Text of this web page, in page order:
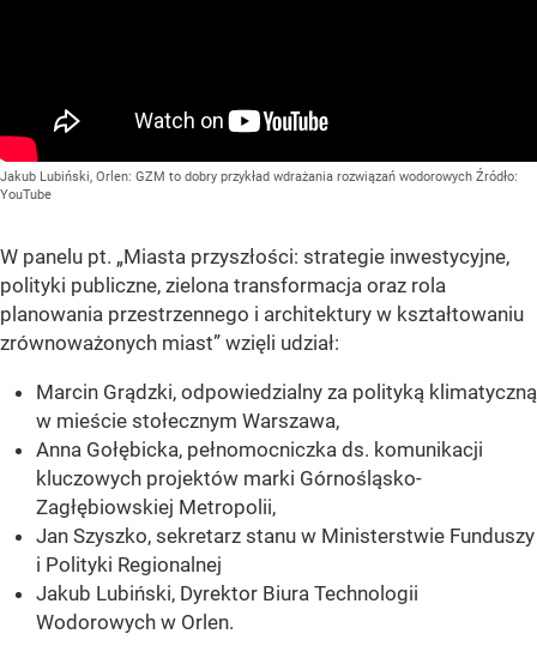
Jakub Lubiński, Orlen: GZM to dobry przykład wdrażania rozwiązań wodorowych Źródło:
YouTube
W panelu pt. „Miasta przyszłości: strategie inwestycyjne,
polityki publiczne, zielona transformacja oraz rola
planowania przestrzennego i architektury w kształtowaniu
zrównoważonych miast” wzięli udział:
Marcin Grądzki, odpowiedzialny za polityką klimatyczną
w mieście stołecznym Warszawa,
Anna Gołębicka, pełnomocniczka ds. komunikacji
kluczowych projektów marki Górnośląsko-
Zagłębiowskiej Metropolii,
Jan Szyszko, sekretarz stanu w Ministerstwie Funduszy
i Polityki Regionalnej
Jakub Lubiński, Dyrektor Biura Technologii
Wodorowych w Orlen.